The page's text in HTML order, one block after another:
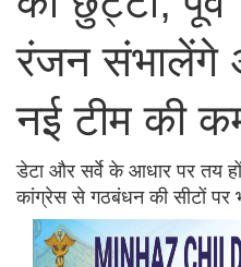
रंजन संभालेंगे
नई टीम की
डेटा और सर्वे के आधार पर तय
कांग्रेस से गठबंधन की सीटों